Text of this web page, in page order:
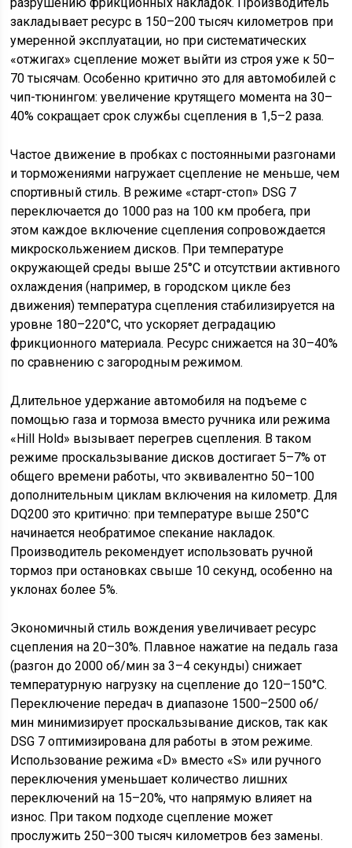
закладывает ресурс в 150–200 тысяч километров при
умеренной эксплуатации, но при систематических
«отжигах» сцепление может выйти из строя уже к 50–
70 тысячам. Особенно критично это для автомобилей с
чип-тюнингом: увеличение крутящего момента на 30–
40% сокращает срок службы сцепления в 1,5–2 раза.
Частое движение в пробках с постоянными разгонами
и торможениями нагружает сцепление не меньше, чем
спортивный стиль. В режиме «старт-стоп» DSG 7
переключается до 1000 раз на 100 км пробега, при
этом каждое включение сцепления сопровождается
микроскольжением дисков. При температуре
окружающей среды выше 25°C и отсутствии активного
охлаждения (например, в городском цикле без
движения) температура сцепления стабилизируется на
уровне 180–220°C, что ускоряет деградацию
фрикционного материала. Ресурс снижается на 30–40%
по сравнению с загородным режимом.
Длительное удержание автомобиля на подъеме с
помощью газа и тормоза вместо ручника или режима
«Hill Hold» вызывает перегрев сцепления. В таком
режиме проскальзывание дисков достигает 5–7% от
общего времени работы, что эквивалентно 50–100
дополнительным циклам включения на километр. Для
DQ200 это критично: при температуре выше 250°C
начинается необратимое спекание накладок.
Производитель рекомендует использовать ручной
тормоз при остановках свыше 10 секунд, особенно на
уклонах более 5%.
Экономичный стиль вождения увеличивает ресурс
сцепления на 20–30%. Плавное нажатие на педаль газа
(разгон до 2000 об/мин за 3–4 секунды) снижает
температурную нагрузку на сцепление до 120–150°C.
Переключение передач в диапазоне 1500–2500 об/
мин минимизирует проскальзывание дисков, так как
DSG 7 оптимизирована для работы в этом режиме.
Использование режима «D» вместо «S» или ручного
переключения уменьшает количество лишних
переключений на 15–20%, что напрямую влияет на
износ. При таком подходе сцепление может
прослужить 250–300 тысяч километров без замены.